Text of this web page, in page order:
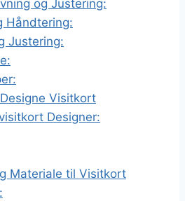
og Justering:
Håndtering:
Justering:
Visitkort
Designer:
Materiale til Visitkort